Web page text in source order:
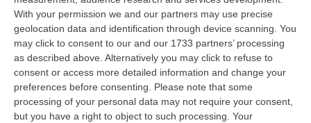
With your permission we and our partners may use precise
geolocation data and identification through device scanning. You
may click to consent to our and our 1733 partners’ processing
as described above. Alternatively you may click to refuse to
consent or access more detailed information and change your
preferences before consenting.
Please note that some
processing of your personal data may not require your consent,
but you have a right to object to such processing. Your
Vinitaly And The City A Reggio: Il Grande Abbraccio Tra Identità
Del Territorio, Storia E Cultura – FOTO
“REGGIO CALABRIA Vinitaly and the City arriva a Reggio Calabria. Dopo il
successo dell’edizione di Sibari, dove la manifestazione ha fatto s…
08 Agosto, 20:47
Pride, La “prima Volta” Dell’onda Arcobaleno A Catanzaro. In